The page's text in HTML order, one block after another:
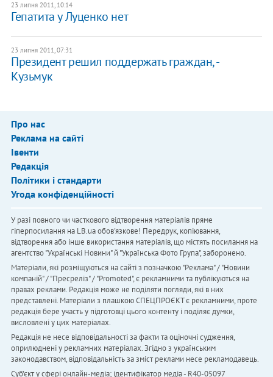
23 липня 2011, 10:14
Гепатита у Луценко нет
23 липня 2011, 07:31
Президент решил поддержать граждан, -
Кузьмук
Про нас
Реклама на сайті
Івенти
Редакція
Політики і стандарти
Угода конфіденційності
У разі повного чи часткового відтворення матеріалів пряме
гіперпосилання на LB.ua обов'язкове! Передрук, копіювання,
відтворення або інше використання матеріалів, що містять посилання на
агентство "Українськi Новини" й "Українська Фото Група", заборонено.
Матеріали, які розміщуються на сайті з позначкою "Реклама" / "Новини
компаній" / "Пресреліз" / "Promoted", є рекламними та публікуються на
правах реклами. Редакція може не поділяти погляди, які в них
представлені. Матеріали з плашкою СПЕЦПРОЄКТ є рекламними, проте
редакція бере участь у підготовці цього контенту і поділяє думки,
висловлені у цих матеріалах.
Редакція не несе відповідальності за факти та оціночні судження,
оприлюднені у рекламних матеріалах. Згідно з українським
законодавством, відповідальність за зміст реклами несе рекламодавець.
Cуб'єкт у сфері онлайн-медіа; ідентифікатор медіа - R40-05097